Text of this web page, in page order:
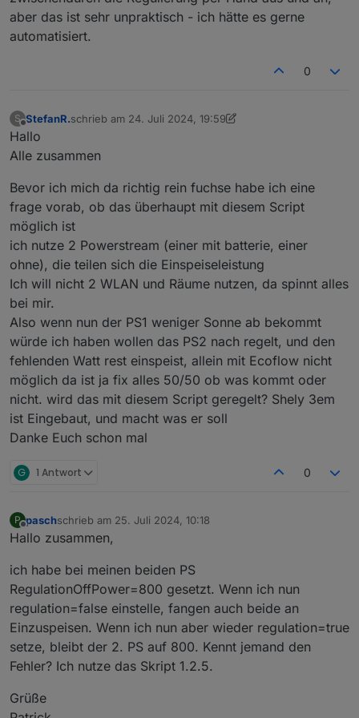
aber das ist sehr unpraktisch - ich hätte es gerne
automatisiert.
0
S
Offline
StefanR.schrieb am 24. Juli 2024, 19:59
zuletzt editiert von StefanR.
Hallo
Alle zusammen
Bevor ich mich da richtig rein fuchse habe ich eine
frage vorab, ob das überhaupt mit diesem Script
möglich ist
ich nutze 2 Powerstream (einer mit batterie, einer
ohne), die teilen sich die Einspeiseleistung
Ich will nicht 2 WLAN und Räume nutzen, da spinnt alles
bei mir.
Also wenn nun der PS1 weniger Sonne ab bekommt
würde ich haben wollen das PS2 nach regelt, und den
fehlenden Watt rest einspeist, allein mit Ecoflow nicht
möglich da ist ja fix alles 50/50 ob was kommt oder
nicht. wird das mit diesem Script geregelt? Shely 3em
ist Eingebaut, und macht was er soll
Danke Euch schon mal
G 1 Antwort 0
P
Offline
paschschrieb am 25. Juli 2024, 10:18
zuletzt editiert von
Hallo zusammen,
ich habe bei meinen beiden PS
RegulationOffPower=800 gesetzt. Wenn ich nun
regulation=false einstelle, fangen auch beide an
Einzuspeisen. Wenn ich nun aber wieder regulation=true
setze, bleibt der 2. PS auf 800. Kennt jemand den
Fehler? Ich nutze das Skript 1.2.5.
Grüße